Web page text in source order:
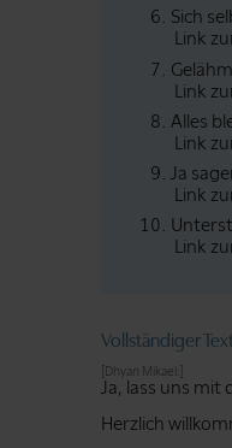
Sich
Link
Link
Alles
Link
Ja
Link
Link
Vollständiger
[Dhyan Mikael:]
Ja, lass uns mit
Herzlich